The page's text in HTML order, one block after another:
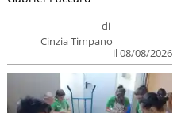
di
Cinzia Timpano
il 08/08/2026